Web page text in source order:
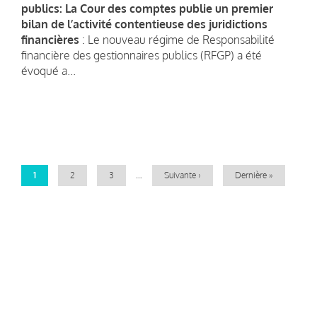
publics: La Cour des comptes publie un premier
bilan de l’activité contentieuse des juridictions
financières : Le nouveau régime de Responsabilité
financière des gestionnaires publics (RFGP) a été
évoqué a...
Page
1 Page
2 Page
3
Page
Suivante ›
Dernière
Dernière »